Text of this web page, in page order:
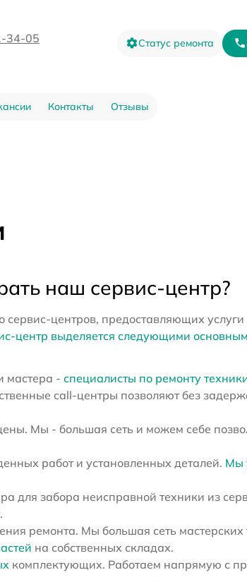
34-05 Статус ремонта
Контакты Отзывы
наш сервис-центр?
сервис-центров, предоставляющих
центр выделяется следующими
мастера - специалисты по ремонту
call-центры позволяют без
Мы - большая сеть и можем себе
работ и установленных деталей. Мы
для забора неисправной техники из
ремонта. Мы большая сеть мастерских
на собственных складах.
комплектующих. Работаем напрямую с